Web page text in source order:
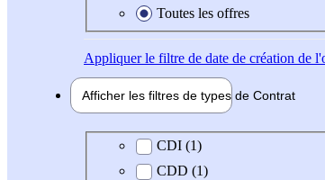
Toutes les offres
Appliquerle filtre de date de création de
Afficher les filtres de types de Contrat
Type de contrat
CDI (1)
CDD (1)